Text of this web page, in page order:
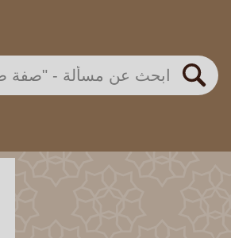
بحث
اللجنة الدائمة